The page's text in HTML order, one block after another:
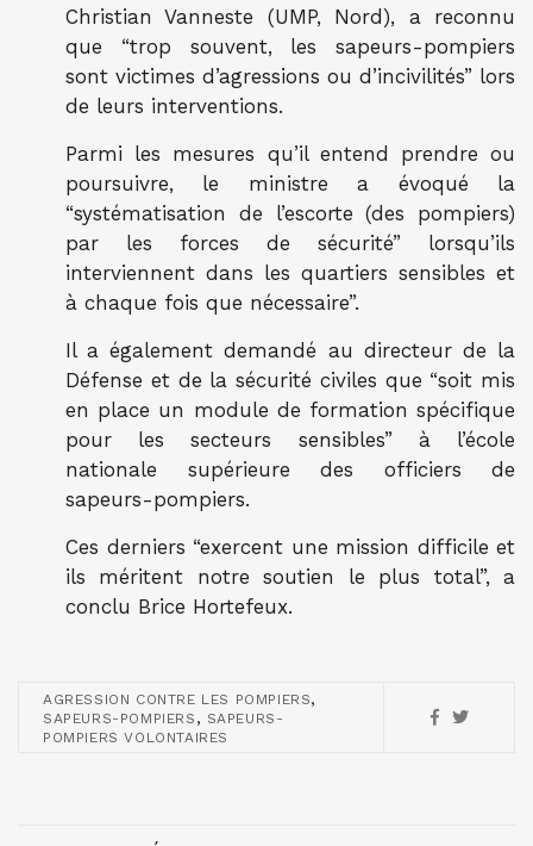
Christian Vanneste (UMP, Nord), a reconnu
que “trop souvent, les sapeurs-pompiers
sont victimes d’agressions ou d’incivilités” lors
de leurs interventions.
Parmi les mesures qu’il entend prendre ou
poursuivre, le ministre a évoqué la
“systématisation de l’escorte (des pompiers)
par les forces de sécurité” lorsqu’ils
interviennent dans les quartiers sensibles et
à chaque fois que nécessaire”.
Il a également demandé au directeur de la
Défense et de la sécurité civiles que “soit mis
en place un module de formation spécifique
pour les secteurs sensibles” à l’école
nationale supérieure des officiers de
sapeurs-pompiers.
Ces derniers “exercent une mission difficile et
ils méritent notre soutien le plus total”, a
conclu Brice Hortefeux.
AGRESSION CONTRE LES POMPIERS,
SAPEURS-POMPIERS , SAPEURS-
POMPIERS VOLONTAIRES